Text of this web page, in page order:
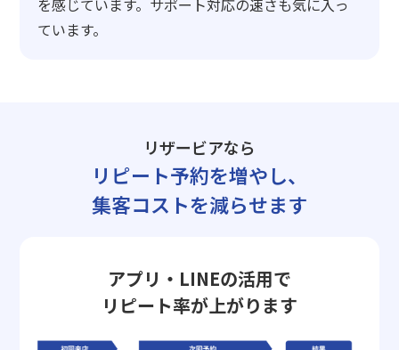
ています。
リザービアなら
リピート予約を増やし、
集客コストを減らせます
アプリ・LINEの活用で
リピート率が上がります